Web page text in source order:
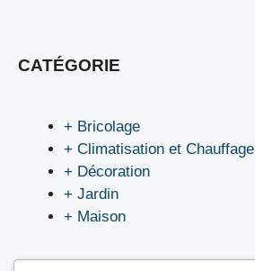
CATÉGORIE
+ Bricolage
+ Climatisation et Chauffage
+ Décoration
+ Jardin
+ Maison